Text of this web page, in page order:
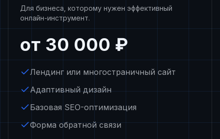
Для бизнеса, которому нужен эффективный
онлайн-инструмент.
от 30 000 ₽
Лендинг или многостраничный сайт
Адаптивный дизайн
Базовая SEO-оптимизация
Форма обратной связи